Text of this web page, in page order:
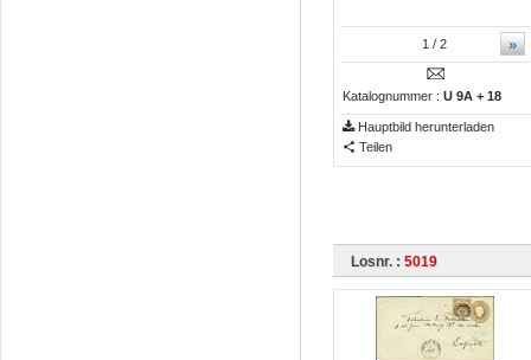
»
1 / 2
Katalognummer : U 9A + 18
Hauptbild herunterladen
Teilen
Losnr. : 5019